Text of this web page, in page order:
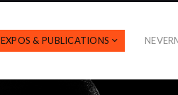
EXPOS & PUBLICATIONS